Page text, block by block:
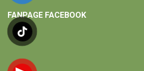
FANPAGE FACEBOOK